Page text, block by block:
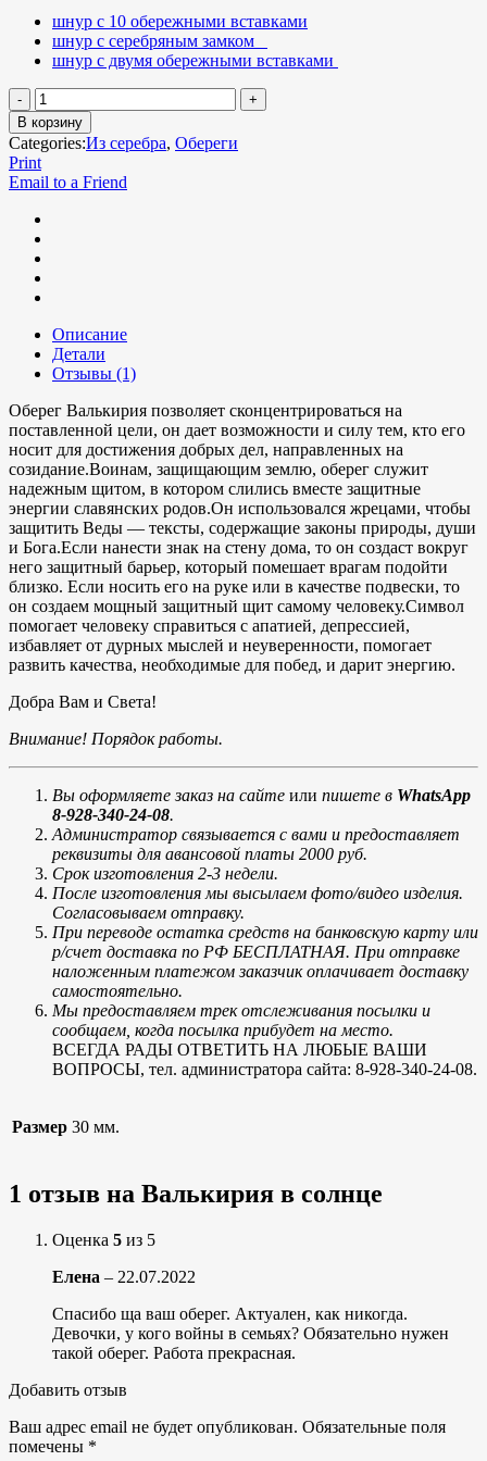
шнур с 10 обережными вставками
шнур с серебряным замком
шнур с двумя обережными вставками
В корзину
Categories:Из серебра, Обереги
Print
Email to a Friend
Описание
Детали
Отзывы (1)
Оберег Валькирия позволяет сконцентрироваться на
поставленной цели, он дает возможности и силу тем, кто его
носит для достижения добрых дел, направленных на
созидание.Воинам, защищающим землю, оберег служит
надежным щитом, в котором слились вместе защитные
энергии славянских родов.Он использовался жрецами, чтобы
защитить Веды — тексты, содержащие законы природы, души
и Бога.Если нанести знак на стену дома, то он создаст вокруг
него защитный барьер, который помешает врагам подойти
близко. Если носить его на руке или в качестве подвески, то
он создаем мощный защитный щит самому человеку.Символ
помогает человеку справиться с апатией, депрессией,
избавляет от дурных мыслей и неуверенности, помогает
развить качества, необходимые для побед, и дарит энергию.
Добра Вам и Света!
Внимание! Порядок работы.
Вы оформляете заказ на сайте или пишете в WhatsApp
8-928-340-24-08.
Администратор связывается с вами и предоставляет
реквизиты для авансовой платы 2000 руб.
Срок изготовления 2-3 недели.
После изготовления мы высылаем фото/видео изделия.
Согласовываем отправку.
При переводе остатка средств на банковскую карту или
р/счет доставка по РФ БЕСПЛАТНАЯ. При отправке
наложенным платежом заказчик оплачивает доставку
самостоятельно.
Мы предоставляем трек отслеживания посылки и
сообщаем, когда посылка прибудет на место.
ВСЕГДА РАДЫ ОТВЕТИТЬ НА ЛЮБЫЕ ВАШИ
ВОПРОСЫ, тел. администратора сайта: 8-928-340-24-08.
Размер 30 мм.
1 отзыв на Валькирия в солнце
Оценка 5 из 5
Елена – 22.07.2022
Спасибо ща ваш оберег. Актуален, как никогда.
Девочки, у кого войны в семьях? Обязательно нужен
такой оберег. Работа прекрасная.
Добавить отзыв
Ваш адрес email не будет опубликован. Обязательные поля
помечены *